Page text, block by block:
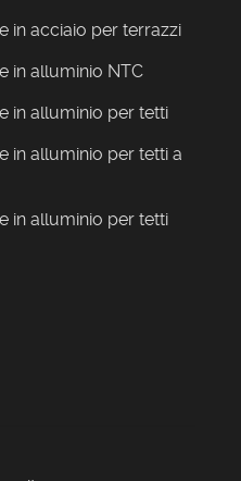
in acciaio per terrazzi
in alluminio NTC
in alluminio per tetti
in alluminio per tetti a
in alluminio per tetti